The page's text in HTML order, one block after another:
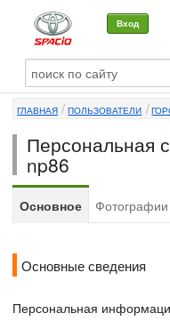
Вход
О машине
Автоклуб
Форумы
Сервисы и услуги
ГЛАВНАЯ ПОЛЬЗОВАТЕЛИ
Персональная
np86
Основное Фотографии
Основные сведения
Персональная